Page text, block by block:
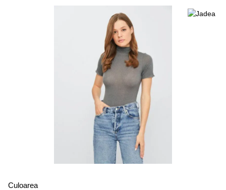
Culoarea